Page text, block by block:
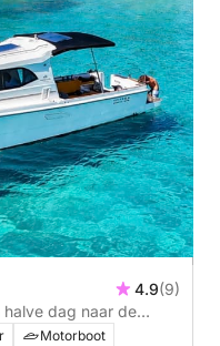
4.9(9)
halve dag naar de
Motorboot